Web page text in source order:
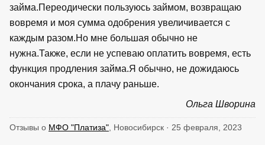
займа.Переодически пользуюсь займом, возвращаю
вовремя и моя сумма одобрения увеличивается с
каждым разом.Но мне большая обычно не
нужна.Также, если не успеваю оплатить вовремя, есть
функция продления займа.Я обычно, не дожидаюсь
окончания срока, а плачу раньше.
Ольга Шворина
Отзывы о МФО "Платиза" , Новосибирск · 25 февраля, 2023